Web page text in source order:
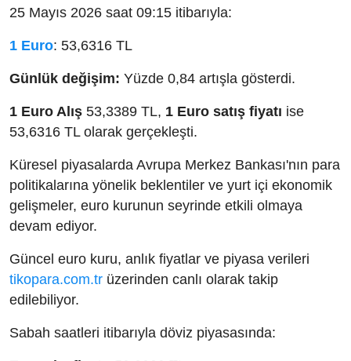
25 Mayıs 2026 saat 09:15 itibarıyla:
1 Euro: 53,6316 TL
Günlük değişim: Yüzde 0,84 artışla gösterdi.
1 Euro Alış 53,3389 TL, 1 Euro satış fiyatı ise
53,6316 TL olarak gerçekleşti.
Küresel piyasalarda Avrupa Merkez Bankası'nın para
politikalarına yönelik beklentiler ve yurt içi ekonomik
gelişmeler, euro kurunun seyrinde etkili olmaya
devam ediyor.
Güncel euro kuru, anlık fiyatlar ve piyasa verileri
tikopara.com.tr üzerinden canlı olarak takip
edilebiliyor.
Sabah saatleri itibarıyla döviz piyasasında: